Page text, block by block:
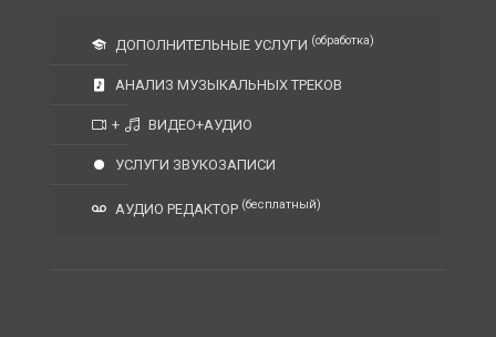
ДОПОЛНИТЕЛЬНЫЕ УСЛУГИ (обработка)
АНАЛИЗ МУЗЫКАЛЬНЫХ ТРЕКОВ
+ ВИДЕО+АУДИО
УСЛУГИ ЗВУКОЗАПИСИ
АУДИО РЕДАКТОР (бесплатный)